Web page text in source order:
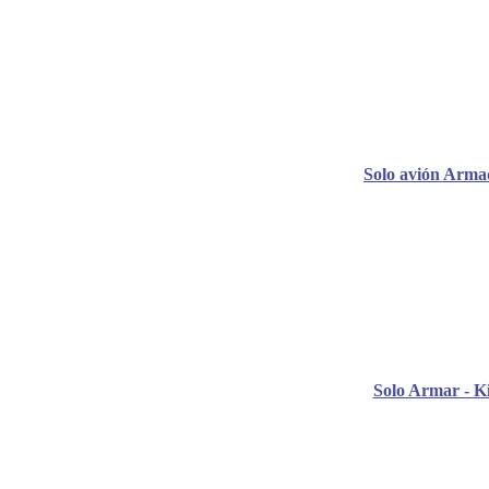
Solo avión
Solo Armar -